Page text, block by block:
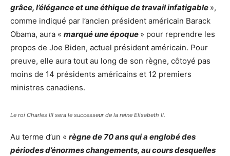
grâce, l’élégance et une éthique de travail infatigable »,
comme indiqué par l’ancien président américain Barack
Obama, aura « marqué une époque » pour reprendre les
propos de Joe Biden, actuel président américain. Pour
preuve, elle aura tout au long de son règne, côtoyé pas
moins de 14 présidents américains et 12 premiers
ministres canadiens.
Le roi Charles III sera le successeur de la reine Elisabeth II.
Au terme d’un « règne de 70 ans qui a englobé des
périodes d’énormes changements, au cours desquelles